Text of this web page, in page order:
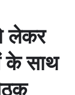
लेकर
के साथ